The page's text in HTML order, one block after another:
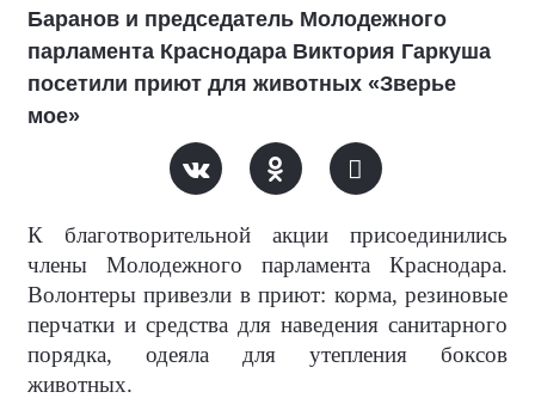
Баранов и председатель Молодежного
парламента Краснодара Виктория Гаркуша
посетили приют для животных «Зверье
мое»
К благотворительной акции присоединились
члены Молодежного парламента Краснодара.
Волонтеры привезли в приют: корма, резиновые
перчатки и средства для наведения санитарного
порядка, одеяла для утепления боксов
животных.